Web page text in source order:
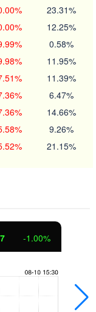
23.31%
12.25%
0.58%
11.95%
11.39%
6.47%
14.66%
9.26%
21.15%
-1.00%